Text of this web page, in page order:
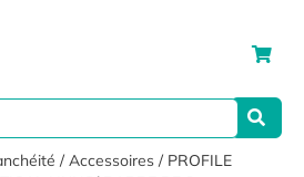
/Accessoires / PROFILE